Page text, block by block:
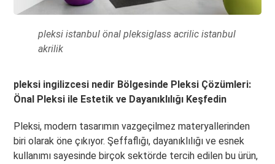
pleksi istanbul önal pleksiglass acrilic istanbul
akrilik
pleksi ingilizcesi nedir Bölgesinde Pleksi Çözümleri:
Önal Pleksi ile Estetik ve Dayanıklılığı Keşfedin
Pleksi, modern tasarımın vazgeçilmez materyallerinden
biri olarak öne çıkıyor. Şeffaflığı, dayanıklılığı ve esnek
kullanımı sayesinde birçok sektörde tercih edilen bu ürün,